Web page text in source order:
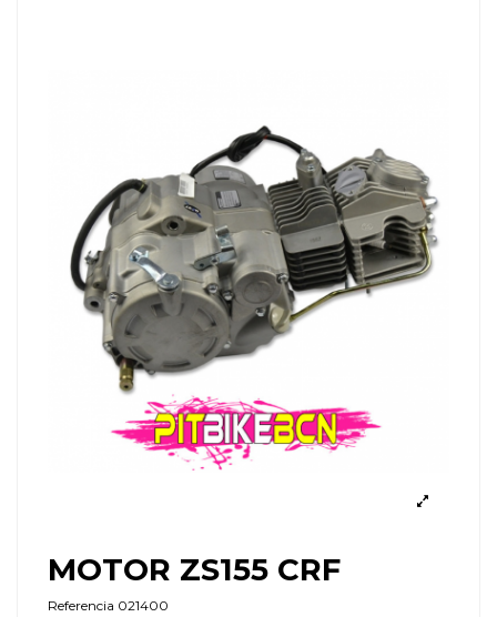
MOTOR ZS155 CRF
Referencia 021400